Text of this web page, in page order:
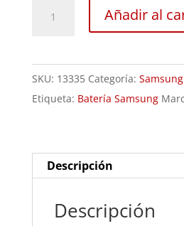
Samsung
Galaxy
S20
Añadir al
SKU: 13335 Categoría:
Etiqueta: Batería Samsung
Descripción
Descripción